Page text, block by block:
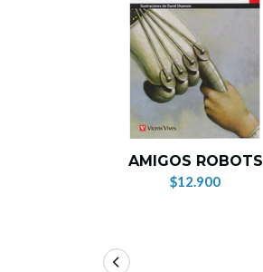
AMIGOS ROBOTS
$12.900